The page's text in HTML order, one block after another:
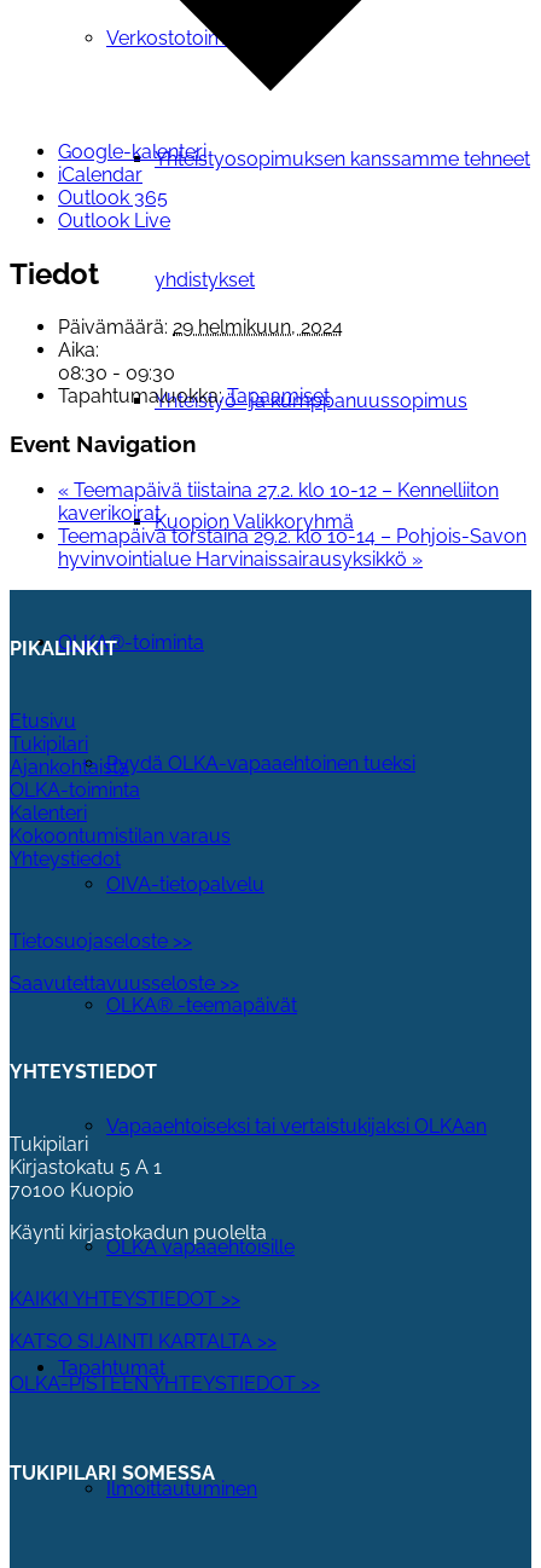
Verkostotoiminta
Yhteistyosopimuksen kanssamme tehneet
yhdistykset
Yhteistyö- ja kumppanuussopimus
Kuopion Valikkoryhmä
OLKA®-toiminta
Pyydä OLKA-vapaaehtoinen tueksi
OIVA-tietopalvelu
OLKA® -teemapäivät
Vapaaehtoiseksi tai vertaistukijaksi OLKAan
OLKA vapaaehtoisille
Tapahtumat
Ilmoittautuminen
Google-kalenteri
iCalendar
Outlook 365
Outlook Live
Tiedot
Päivämäärä: 29 helmikuun, 2024
Aika:
08:30 - 09:30
Tapahtumaluokka: Tapaamiset
Event Navigation
« Teemapäivä tiistaina 27.2. klo 10-12 – Kennelliiton
kaverikoirat
Teemapäivä torstaina 29.2. klo 10-14 – Pohjois-Savon
hyvinvointialue Harvinaissairausyksikkö »
PIKALINKIT
Etusivu
Tukipilari
Ajankohtaista
OLKA-toiminta
Kalenteri
Kokoontumistilan varaus
Yhteystiedot
Tietosuojaseloste >>
Saavutettavuusseloste >>
YHTEYSTIEDOT
Tukipilari
Kirjastokatu 5 A 1
70100 Kuopio
Käynti kirjastokadun puolelta
KAIKKI YHTEYSTIEDOT >>
KATSO SIJAINTI KARTALTA >>
OLKA-PISTEEN YHTEYSTIEDOT >>
TUKIPILARI SOMESSA